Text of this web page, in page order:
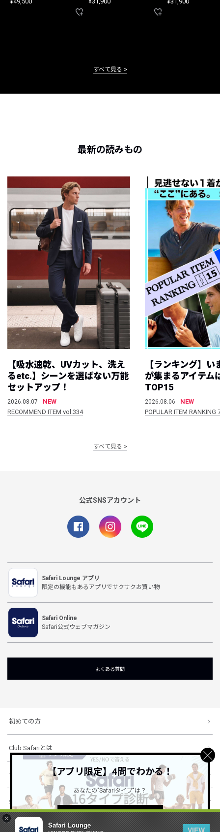
×
Safari Lounge
VIEW
すべて見る
最新の読みもの
【吸水速乾、UVカット、洗え
るetc.】シーンを選ばない万能
セットアップ！
2026.08.07
NEW
RECOMMEND ITEM vol.334
【ランキング】
が集まるアイテム
TOP15
2026.08.06
NEW
POPULAR ITEM
すべて見る
公式SNSアカウント
Safari Lounge アプリ
限定の機能もあるアプリでサクサクお買い物
Safari Online
Safari公式ウェブマガジン
よくある質問
初めての方
Club Safariとは
ショッピングガイド
会社概要・規約
【アプリ限定】4問でわかる！
あなたの"Safariタイプ"は？
詳しくはこちら ＞